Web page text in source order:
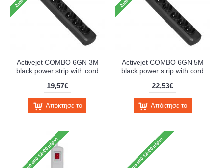
Activejet COMBO 6GN 3M
black power strip with cord
19,57€
Απόκτησε το
Activejet COMBO 6GN 5M
black power strip with cord
22,53€
Απόκτησε το